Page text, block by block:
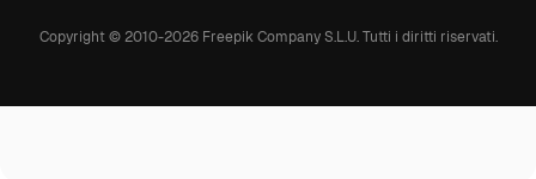
Copyright © 2010-2026Freepik Company S.L.U. Tutti i diritti riservati.